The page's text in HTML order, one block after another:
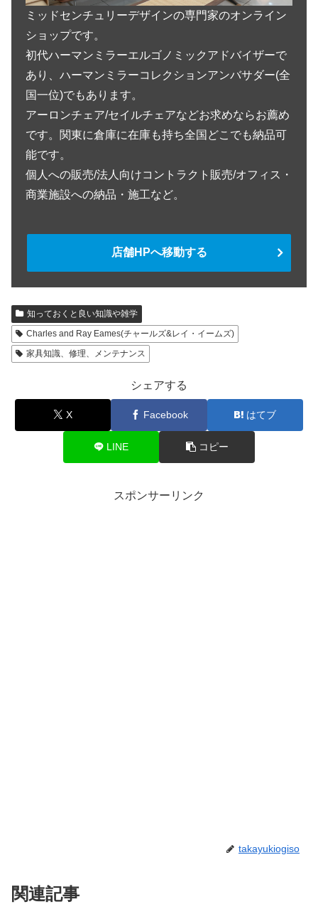
ミッドセンチュリーデザインの専門家のオンライン
ショップです。
初代ハーマンミラーエルゴノミックアドバイザーで
あり、ハーマンミラーコレクションアンバサダー(全
国一位)でもあります。
アーロンチェア/セイルチェアなどお求めならお薦め
です。関東に倉庫に在庫も持ち全国どこでも納品可
能です。
個人への販売/法人向けコントラクト販売/オフィス・
商業施設への納品・施工など。
店舗HPへ移動する
知っておくと良い知識や雑学
Charles and Ray Eames(チャールズ&レイ・イームズ)
家具知識、修理、メンテナンス
シェアする
X Facebook はてブ
LINE コピー
スポンサーリンク
takayukiogiso
関連記事